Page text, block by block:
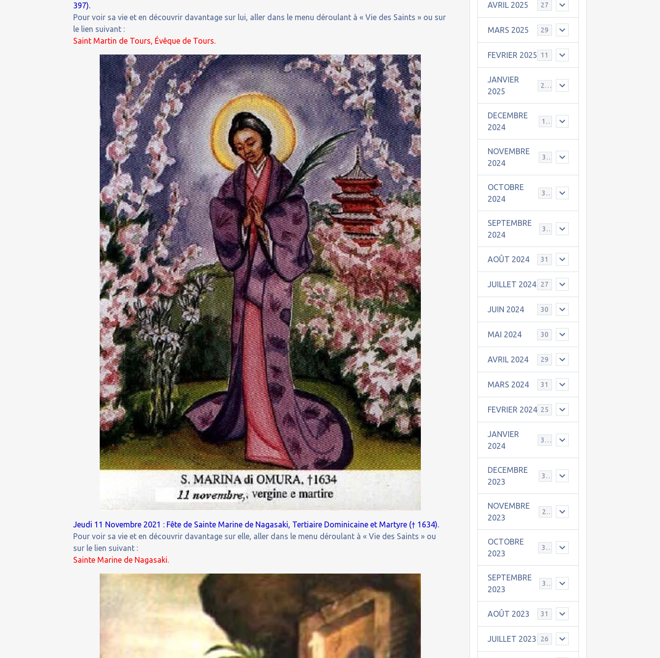
397).
Pour voir sa vie et en découvrir davantage sur lui, aller dans le menu déroulant à « Vie des Saints » ou sur
le lien suivant :
Saint Martin de Tours, Évêque de Tours.
Jeudi 11 Novembre 2021 : Fête de Sainte Marine de Nagasaki, Tertiaire Dominicaine et Martyre († 1634).
Pour voir sa vie et en découvrir davantage sur elle, aller dans le menu déroulant à « Vie des Saints » ou
sur le lien suivant :
Sainte Marine de Nagasaki.
AVRIL 2025 27
MARS 2025 29
FEVRIER 2025 11
JANVIER
2025
25
DECEMBRE
2024
19
NOVEMBRE
2024
30
OCTOBRE
2024
31
SEPTEMBRE
2024
30
AOÛT 2024 31
JUILLET 2024 27
JUIN 2024 30
MAI 2024 30
AVRIL 2024 29
MARS 2024 31
FEVRIER 2024 25
JANVIER
2024
30
DECEMBRE
2023
31
NOVEMBRE
2023
24
OCTOBRE
2023
31
SEPTEMBRE
2023
30
AOÛT 2023 31
JUILLET 2023 26